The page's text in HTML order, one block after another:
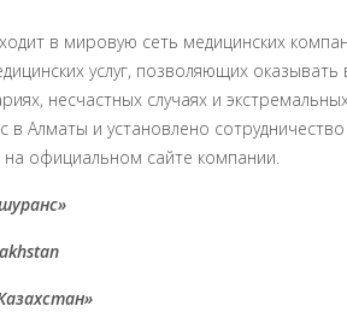
в мировую сеть медицинских
услуг, позволяющих
несчастных случаях и
в Алматы и установлено
на официальном сайте компании.
»